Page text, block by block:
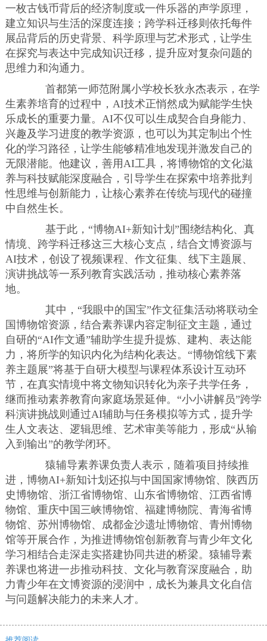
一枚古钱币背后的经济制度或一件乐器的声学原理，
建立知识与生活的深度连接；跨学科迁移则依托每件
展品背后的历史背景、科学原理与艺术形式，让学生
在探究与表达中完成知识迁移，提升应对复杂问题的
思维力和沟通力。
首都第一师范附属小学校长狄永杰表示，在学
生素养培育的过程中，AI技术正悄然成为赋能学生快
乐成长的重要力量。AI不仅可以生成契合自身能力、
兴趣及学习进度的教学资源，也可以为其定制出个性
化的学习路径，让学生能够精准地发现并激发自己的
无限潜能。他建议，善用AI工具，将博物馆的文化滋
养与科技赋能深度融合，引导学生在探索中培养批判
性思维与创新能力，让核心素养在传统与现代的碰撞
中自然生长。
基于此，“博物AI+新知计划”围绕结构化、真
情境、跨学科迁移这三大核心支点，结合文博资源与
AI技术，创设了视频课程、作文征集、线下主题展、
演讲挑战等一系列教育实践活动，推动核心素养落
地。
其中，“我眼中的国宝”作文征集活动将联动全
国博物馆资源，结合素养课内容定制征文主题，通过
自研的“AI作文通”辅助学生提升提炼、建构、表达能
力，将所学的知识内化为结构化表达。“博物馆线下素
养主题展”将基于自研大模型与课程体系设计互动环
节，在真实情境中将文物知识转化为亲子共学任务，
继而推动素养教育向家庭场景延伸。“小小讲解员”跨学
科演讲挑战则通过AI辅助与任务模拟等方式，提升学
生人文表达、逻辑思维、艺术审美等能力，形成“从输
入到输出”的教学闭环。
猿辅导素养课负责人表示，随着项目持续推
进，博物AI+新知计划还拟与中国国家博物馆、陕西历
史博物馆、浙江省博物馆、山东省博物馆、江西省博
物馆、重庆中国三峡博物馆、福建博物院、青海省博
物馆、苏州博物馆、成都金沙遗址博物馆、青州博物
馆等开展合作，为推进博物馆创新教育与青少年文化
学习相结合走深走实搭建协同共进的桥梁。猿辅导素
养课也将进一步推动科技、文化与教育深度融合，助
力青少年在文博资源的浸润中，成长为兼具文化自信
与问题解决能力的未来人才。